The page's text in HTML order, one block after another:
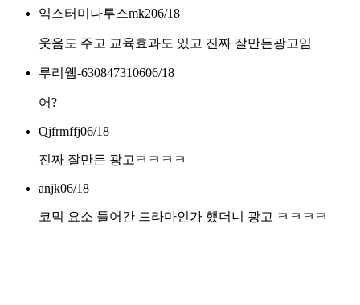
익스터미나투스mk206/18
웃음도 주고 교육효과도 있고 진짜 잘만든광고임
루리웹-630847310606/18
어?
Qjfrmffj06/18
진짜 잘만든 광고ㅋㅋㅋㅋ
anjk06/18
코믹 요소 들어간 드라마인가 했더니 광고 ㅋㅋㅋㅋ